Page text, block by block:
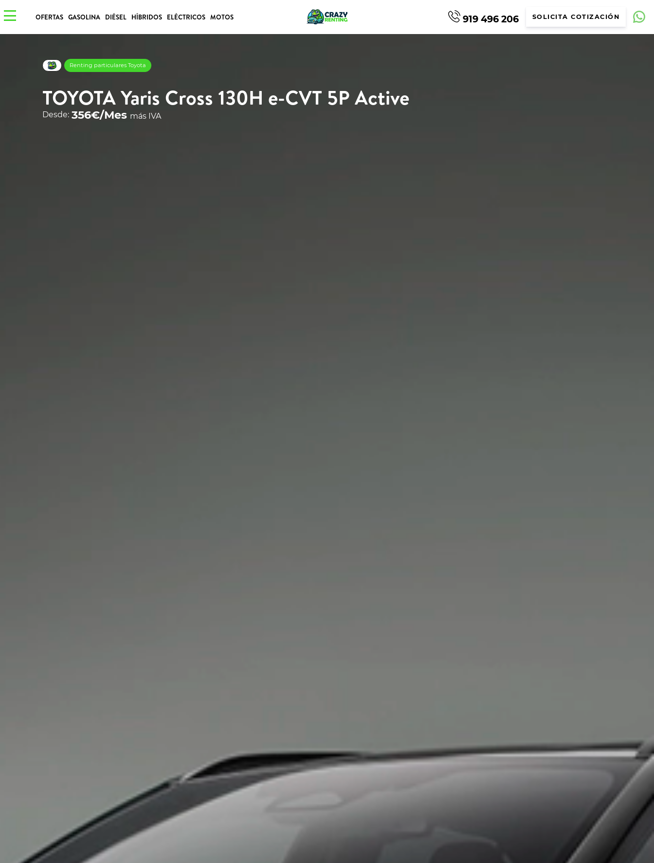
OFERTAS GASOLINA DIÉSEL HÍBRIDOS ELÉCTRICOS MOTOS 919 496 206 SOLICITA COTIZACIÓN
Renting particulares Toyota
TOYOTA Yaris Cross 130H e-CVT 5P Active
Desde: 356€/Mes más IVA